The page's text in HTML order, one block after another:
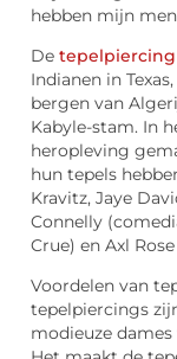
hebben mijn
De tepelpiercing
Indianen in
bergen van
Kabyle-stam. In
heropleving
hun tepels
Kravitz, Jaye
Connelly
Crue) en Axl
Voordelen van
tepelpiercings
modieuze dames